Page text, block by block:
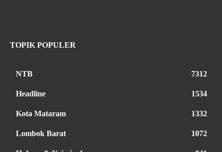
TOPIK POPULER
NTB 7312
Headline 1534
Kota Mataram 1332
Lombok Barat 1072